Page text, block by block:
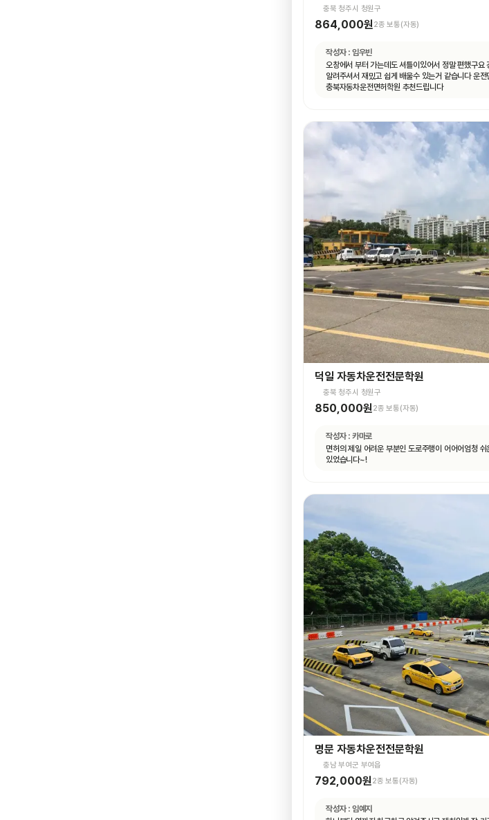
충북 청주시 청원구
864,000원 2종 보통(자동)
작성자 : 임우빈
오창에서 부터 가는데도 셔틀이있어서 정말 편했구요
알려주셔서 재밌고 쉽게 배울수 있는거 같습니다 운전
충북자동차운전면허학원 추천드립니다
덕일 자동차운전전문학원
충북 청주시 청원구
850,000원 2종 보통(자동)
작성자 : 카마로
면허의 제일 어려운 부분인 도로주행이 어어어엄청
있었습니다~!
명문 자동차운전전문학원
충남 부여군 부여읍
792,000원2종 보통(자동)
작성자 : 임예지